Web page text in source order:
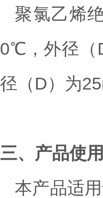
聚氯乙烯
0℃，外径（
径（D）为
三、产品使
本产品适